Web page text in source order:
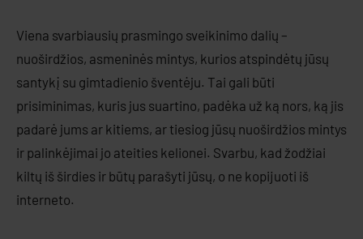
Viena svarbiausių prasmingo sveikinimo dalių –
nuoširdžios, asmeninės mintys, kurios atspindėtų jūsų
santykį su gimtadienio šventėju. Tai gali būti
prisiminimas, kuris jus suartino, padėka už ką nors, ką jis
padarė jums ar kitiems, ar tiesiog jūsų nuoširdžios mintys
ir palinkėjimai jo ateities kelionei. Svarbu, kad žodžiai
kiltų iš širdies ir būtų parašyti jūsų, o ne kopijuoti iš
interneto.